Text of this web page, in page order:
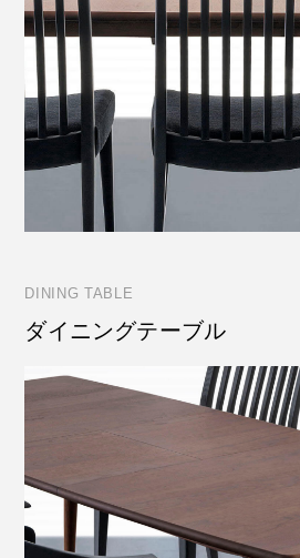
DINING TABLE
ダイニングテーブル